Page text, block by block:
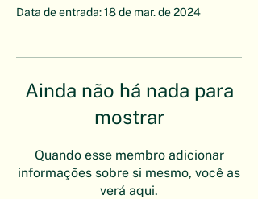
Data de entrada: 18 de mar. de 2024
Ainda não há nada para
mostrar
Quando esse membro adicionar
informações sobre si mesmo, você as
verá aqui.